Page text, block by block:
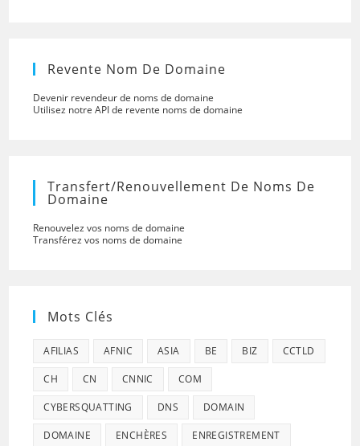
Revente Nom De Domaine
Devenir revendeur de noms de domaine
Utilisez notre API de revente noms de domaine
Transfert/renouvellement De Noms De
Domaine
Renouvelez vos noms de domaine
Transférez vos noms de domaine
Mots Clés
AFILIAS AFNIC ASIA BE BIZ CCTLD
CH CN CNNIC COM
CYBERSQUATTING DNS DOMAIN
DOMAINE ENCHÈRES ENREGISTREMENT